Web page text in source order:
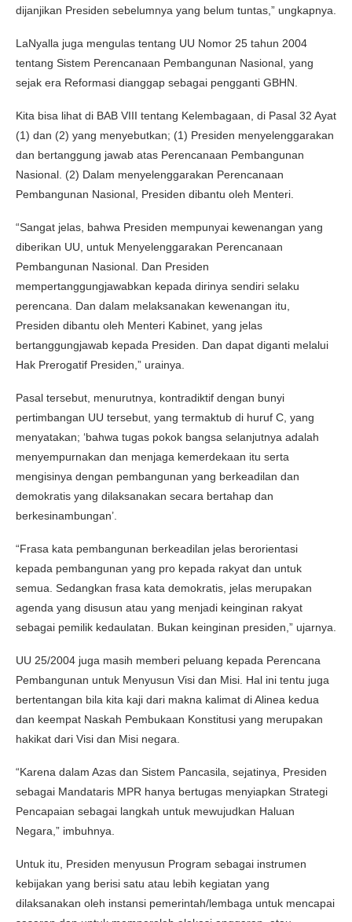
dijanjikan Presiden sebelumnya yang belum tuntas,” ungkapnya.
LaNyalla juga mengulas tentang UU Nomor 25 tahun 2004
tentang Sistem Perencanaan Pembangunan Nasional, yang
sejak era Reformasi dianggap sebagai pengganti GBHN.
Kita bisa lihat di BAB VIII tentang Kelembagaan, di Pasal 32 Ayat
(1) dan (2) yang menyebutkan; (1) Presiden menyelenggarakan
dan bertanggung jawab atas Perencanaan Pembangunan
Nasional. (2) Dalam menyelenggarakan Perencanaan
Pembangunan Nasional, Presiden dibantu oleh Menteri.
“Sangat jelas, bahwa Presiden mempunyai kewenangan yang
diberikan UU, untuk Menyelenggarakan Perencanaan
Pembangunan Nasional. Dan Presiden
mempertanggungjawabkan kepada dirinya sendiri selaku
perencana. Dan dalam melaksanakan kewenangan itu,
Presiden dibantu oleh Menteri Kabinet, yang jelas
bertanggungjawab kepada Presiden. Dan dapat diganti melalui
Hak Prerogatif Presiden,” urainya.
Pasal tersebut, menurutnya, kontradiktif dengan bunyi
pertimbangan UU tersebut, yang termaktub di huruf C, yang
menyatakan; ‘bahwa tugas pokok bangsa selanjutnya adalah
menyempurnakan dan menjaga kemerdekaan itu serta
mengisinya dengan pembangunan yang berkeadilan dan
demokratis yang dilaksanakan secara bertahap dan
berkesinambungan’.
“Frasa kata pembangunan berkeadilan jelas berorientasi
kepada pembangunan yang pro kepada rakyat dan untuk
semua. Sedangkan frasa kata demokratis, jelas merupakan
agenda yang disusun atau yang menjadi keinginan rakyat
sebagai pemilik kedaulatan. Bukan keinginan presiden,” ujarnya.
UU 25/2004 juga masih memberi peluang kepada Perencana
Pembangunan untuk Menyusun Visi dan Misi. Hal ini tentu juga
bertentangan bila kita kaji dari makna kalimat di Alinea kedua
dan keempat Naskah Pembukaan Konstitusi yang merupakan
hakikat dari Visi dan Misi negara.
“Karena dalam Azas dan Sistem Pancasila, sejatinya, Presiden
sebagai Mandataris MPR hanya bertugas menyiapkan Strategi
Pencapaian sebagai langkah untuk mewujudkan Haluan
Negara,” imbuhnya.
Untuk itu, Presiden menyusun Program sebagai instrumen
kebijakan yang berisi satu atau lebih kegiatan yang
dilaksanakan oleh instansi pemerintah/lembaga untuk mencapai